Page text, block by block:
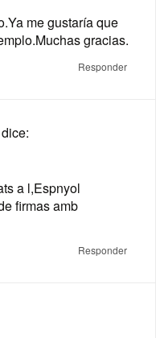
me gustaría que
gracias.
Responder
dice:
a l,Espnyol
firmas amb
Responder